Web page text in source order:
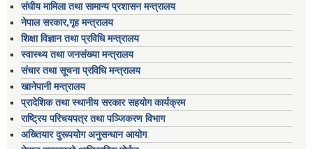
संघीय मामिला तथा सामान्य प्रशासन मन्त्रालय
नेपाल सरकार,गृह मन्त्रालय
शिक्षा विज्ञान तथा प्रविधि मन्त्रालय
स्वास्थ्य तथा जनसंख्या मन्त्रालय
संचार तथा सूचना प्रविधि मन्त्रालय
खानेपानी मन्त्रालय
प्रादेशिक तथा स्थानीय सरकार सहयोग कार्यक्रम
राष्ट्रिय परिचयपत्र तथा पञ्जिकरण विभाग
अख्तियार दुरूपयोग अनुसन्धान आयोग